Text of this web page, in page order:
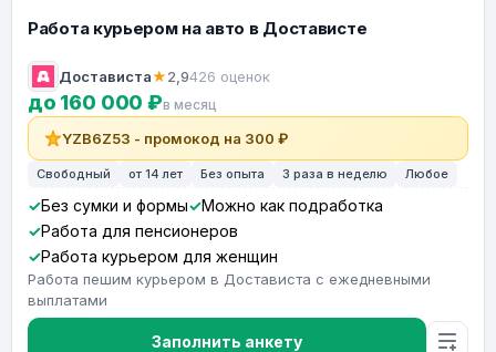
Работа курьером на авто в Достависте
Достависта★2,9426 оценок
до 160 000 ₽в месяц
YZB6Z53 - промокод на 300 ₽
Свободный от 14 лет Без опыта 3 раза в неделю Любое
Без сумки и формы
Можно как подработка
Работа для пенсионеров
Работа курьером для женщин
Работа пешим курьером в Достависта с ежедневными
выплатами
Заполнить анкету